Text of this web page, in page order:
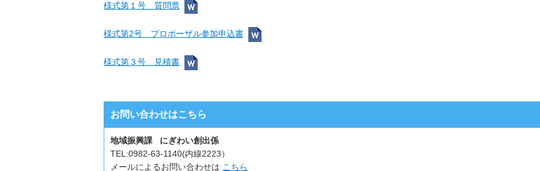
様式第１号 質問票
様式第2号 プロポーザル参加申込書
様式第３号 見積書
お問い合わせはこちら
地域振興課 にぎわい創出係
TEL:0982-63-1140(内線2223）
メールによるお問い合わせは こちら